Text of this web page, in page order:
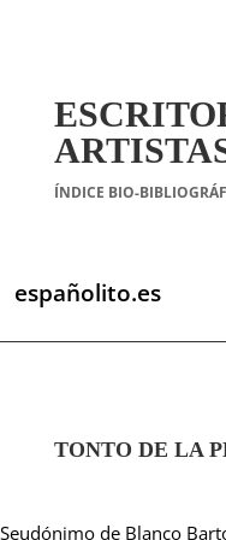
ÍNDICE BIO-
españolito.es
TONTO DE LA
Seudónimo de Blanco